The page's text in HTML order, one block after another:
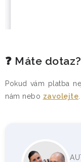
❓ Máte dotaz?
Pokud vám platba
nám nebo zavolejte.